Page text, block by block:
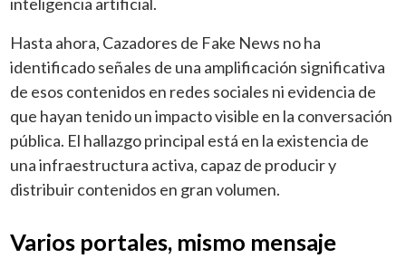
Hasta ahora, Cazadores de Fake News no ha
identificado señales de una amplificación significativa
de esos contenidos en redes sociales ni evidencia de
que hayan tenido un impacto visible en la conversación
pública. El hallazgo principal está en la existencia de
una infraestructura activa, capaz de producir y
distribuir contenidos en gran volumen.
Varios portales, mismo mensaje